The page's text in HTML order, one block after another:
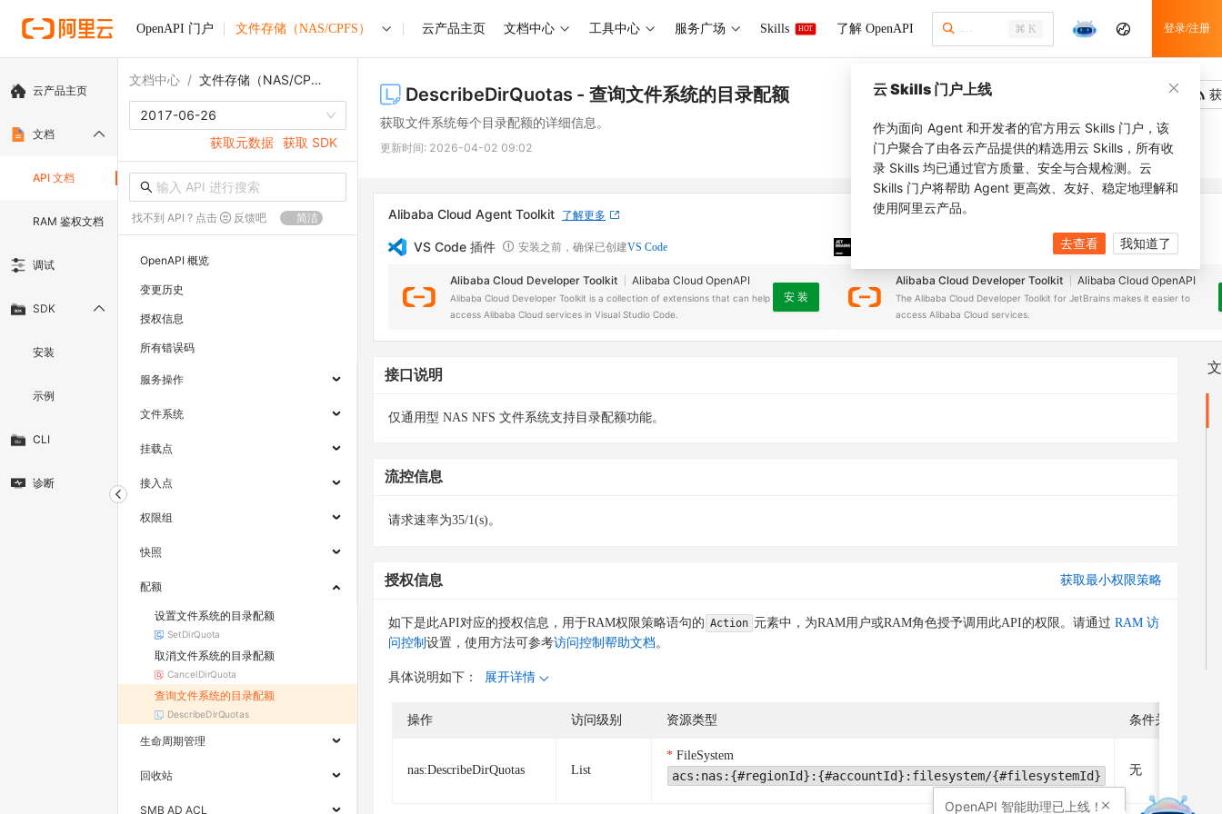
OpenAPI 门户 文件存储（NAS/CPFS） 云产品主页 文档中心 工具中心 服务广场 Skills HOT 了解 OpenAPI ⌘ K 登录/注册
云产品主页
文档
API 文档
RAM 鉴权文档
调试
SDK
安装
示例
CLI
诊断
文档中心 / 文件存储（NAS/CPFS）
2017-06-26
获取元数据 获取 SDK
找不到 API ? 点击 反馈吧 简洁
OpenAPI 概览
变更历史
授权信息
所有错误码
服务操作
文件系统
挂载点
接入点
权限组
快照
配额
设置文件系统的目录配额
SetDirQuota
取消文件系统的目录配额
CancelDirQuota
查询文件系统的目录配额
DescribeDirQuotas
生命周期管理
回收站
SMB AD ACL
DescribeDirQuotas - 查询文件系统的目录配额
获取文件系统每个目录配额的详细信息。
更新时间: 2026-04-02 09:02
Alibaba Cloud Agent Toolkit 了解更多
VS Code 插件 安装之前，确保已创建VS Code
Alibaba Cloud Developer Toolkit Alibaba Cloud OpenAPI
Alibaba Cloud Developer Toolkit is a collection of extensions that can help
access Alibaba Cloud services in Visual Studio Code.
安 装
安装之前，确保已创建JetBrains IDE
Alibaba Cloud Developer Toolkit Alibaba Cloud OpenAPI
The Alibaba Cloud Developer Toolkit for JetBrains makes it easier to
access Alibaba Cloud services.
接口说明
仅通用型 NAS NFS 文件系统支持目录配额功能。
流控信息
请求速率为35/1(s)。
授权信息 获取最小权限策略
如下是此API对应的授权信息，用于RAM权限策略语句的 Action 元素中，为RAM用户或RAM角色授予调用此API的权限。请通过 RAM 访
问控制 设置，使用方法可参考访问控制帮助文档。
具体说明如下： 展开详情
操作 访问级别 资源类型 条件关键字
nas:DescribeDirQuotas List
FileSystem
acs:nas:{#regionId}:{#accountId}:filesystem/{#filesystemId} 无
云 Skills 门户上线
作为面向 Agent 和开发者的官方用云 Skills 门户，该
门户聚合了由各云产品提供的精选用云 Skills，所有收
录 Skills 均已通过官方质量、安全与合规检测。云
Skills 门户将帮助 Agent 更高效、友好、稳定地理解和
使用阿里云产品。
去查看 我知道了
OpenAPI 智能助理已上线！